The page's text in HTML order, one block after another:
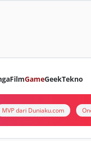
FilmGameGeekTekno
MVP dari Duniaku.com